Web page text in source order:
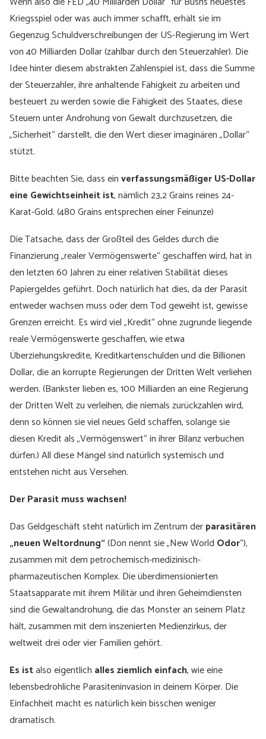
Kriegsspiel oder was auch immer schafft, erhält sie im
Gegenzug Schuldverschreibungen der US-Regierung im Wert
von 40 Milliarden Dollar (zahlbar durch den Steuerzahler). Die
Idee hinter diesem abstrakten Zahlenspiel ist, dass die Summe
der Steuerzahler, ihre anhaltende Fähigkeit zu arbeiten und
besteuert zu werden sowie die Fähigkeit des Staates, diese
Steuern unter Androhung von Gewalt durchzusetzen, die
„Sicherheit“ darstellt, die den Wert dieser imaginären „Dollar“
stützt.
Bitte beachten Sie, dass einverfassungsmäßiger US-Dollar
eine Gewichtseinheit ist, nämlich 23,2 Grains reines 24-
Karat-Gold. (480 Grains entsprechen einer Feinunze)
Die Tatsache, dass der Großteil des Geldes durch die
Finanzierung „realer Vermögenswerte“ geschaffen wird, hat in
den letzten 60 Jahren zu einer relativen Stabilität dieses
Papiergeldes geführt. Doch natürlich hat dies, da der Parasit
entweder wachsen muss oder dem Tod geweiht ist, gewisse
Grenzen erreicht. Es wird viel „Kredit“ ohne zugrunde liegende
reale Vermögenswerte geschaffen, wie etwa
Überziehungskredite, Kreditkartenschulden und die Billionen
Dollar, die an korrupte Regierungen der Dritten Welt verliehen
werden. (Bankster lieben es, 100 Milliarden an eine Regierung
der Dritten Welt zu verleihen, die niemals zurückzahlen wird,
denn so können sie viel neues Geld schaffen, solange sie
diesen Kredit als „Vermögenswert“ in ihrer Bilanz verbuchen
dürfen.) All diese Mängel sind natürlich systemisch und
entstehen nicht aus Versehen.
Der Parasit muss wachsen!
Das Geldgeschäft steht natürlich im Zentrum derparasitären
„neuen Weltordnung“(Don nennt sie „New World Odor“),
zusammen mit dem petrochemisch-medizinisch-
pharmazeutischen Komplex. Die überdimensionierten
Staatsapparate mit ihrem Militär und ihren Geheimdiensten
sind die Gewaltandrohung, die das Monster an seinem Platz
hält, zusammen mit dem inszenierten Medienzirkus, der
weltweit drei oder vier Familien gehört.
Es istalso eigentlich alles ziemlich einfach, wie eine
lebensbedrohliche Parasiteninvasion in deinem Körper. Die
Einfachheit macht es natürlich kein bisschen weniger
dramatisch.